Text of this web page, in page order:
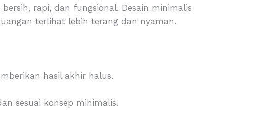
rapi, dan fungsional. Desain minimalis
terlihat lebih terang dan nyaman.
hasil akhir halus.
sesuai konsep minimalis.